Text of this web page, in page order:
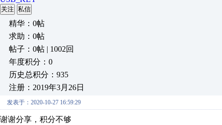
关注 私信
精华：0帖
求助：0帖
帖子：0帖 | 1002回
年度积分：0
历史总积分：935
注册：2019年3月26日
发表于：2020-10-27 16:59:29
谢谢分享，积分不够